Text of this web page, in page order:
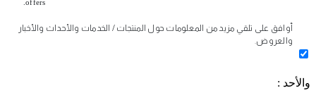
offers.
أوافق على تلقي مزيد من المعلومات حول المنتجات / الخدمات والأحداث والأخبار
والعروض.
والأحد :